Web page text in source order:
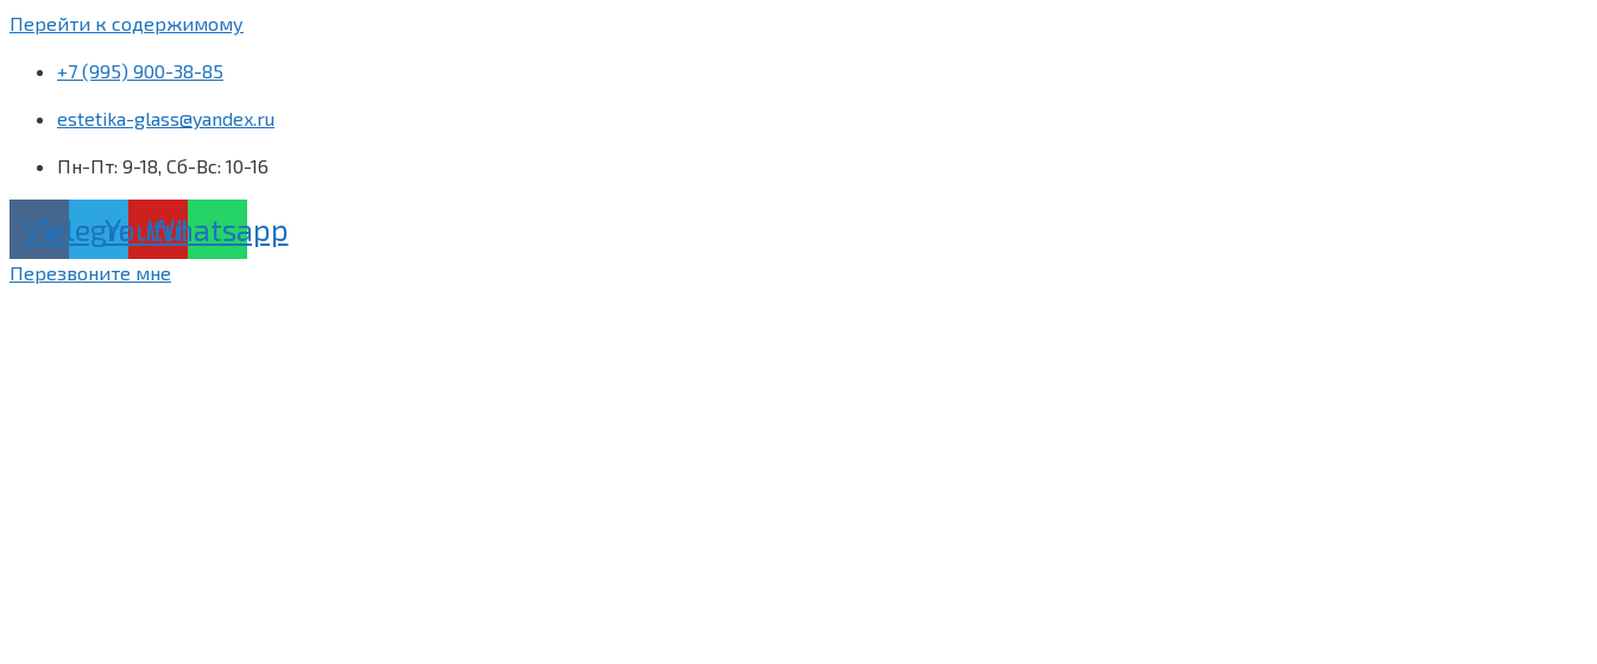
Перейти к содержимому
+7 (995) 900-38-85
estetika-glass@yandex.ru
Пн-Пт: 9-18, Сб-Вс: 10-16
Vk
Telegram
Youtube
Whatsapp
Перезвоните мне